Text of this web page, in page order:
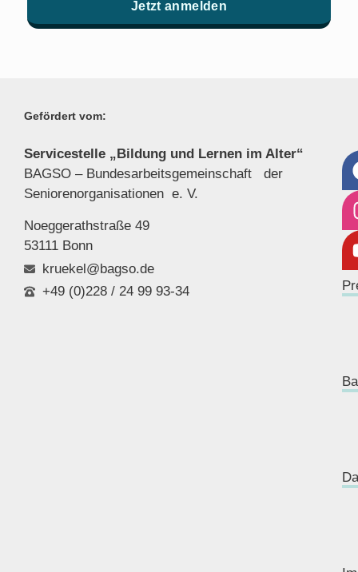
Jetzt anmelden
Gefördert vom:
Servicestelle „Bildung und Lernen im Alter“
BAGSO – Bundesarbeitsgemeinschaft der
Seniorenorganisationen e. V.
Noeggerathstraße 49
53111 Bonn
kruekel@bagso.de
+49 (0)228 / 24 99 93-34